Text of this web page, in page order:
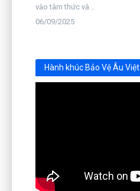
vào tâm thức và...
06/09/2025
Hành khúc Bảo Vệ Âu Việt